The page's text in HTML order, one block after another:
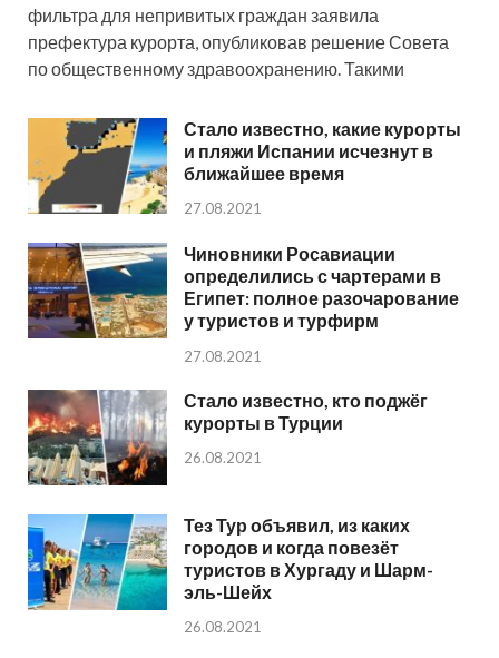
фильтра для непривитых граждан заявила
префектура курорта, опубликовав решение Совета
по общественному здравоохранению. Такими
Стало известно, какие курорты
и пляжи Испании исчезнут в
ближайшее время
27.08.2021
Чиновники Росавиации
определились с чартерами в
Египет: полное разочарование
у туристов и турфирм
27.08.2021
Стало известно, кто поджёг
курорты в Турции
26.08.2021
Тез Тур объявил, из каких
городов и когда повезёт
туристов в Хургаду и Шарм-
эль-Шейх
26.08.2021